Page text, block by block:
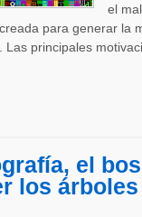
el
para generar la
Las principales
el
los árboles